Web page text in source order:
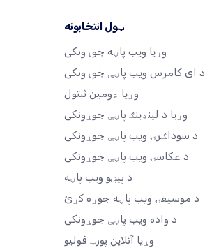
ټول انتخابونه
وړیا ویب پاڼه جوړونکی
د ای کامرس ویب پاڼې جوړونکی
وړیا ډومین ثبتول
وړیا د لینډینګ پاڼې جوړونکی
د سوداګرۍ ویب پاڼې جوړونکی
د عکاسۍ ویب پاڼې جوړونکی
د پیښو ویب پاڼه
د موسیقۍ ویب پاڼه جوړه کړئ
د واده ویب پاڼې جوړونکی
وړیا آنلاین پورټ فولیو